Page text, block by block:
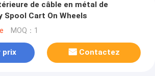
de câble en métal de
Spool Cart On Wheels
MOQ：1
prix Contactez